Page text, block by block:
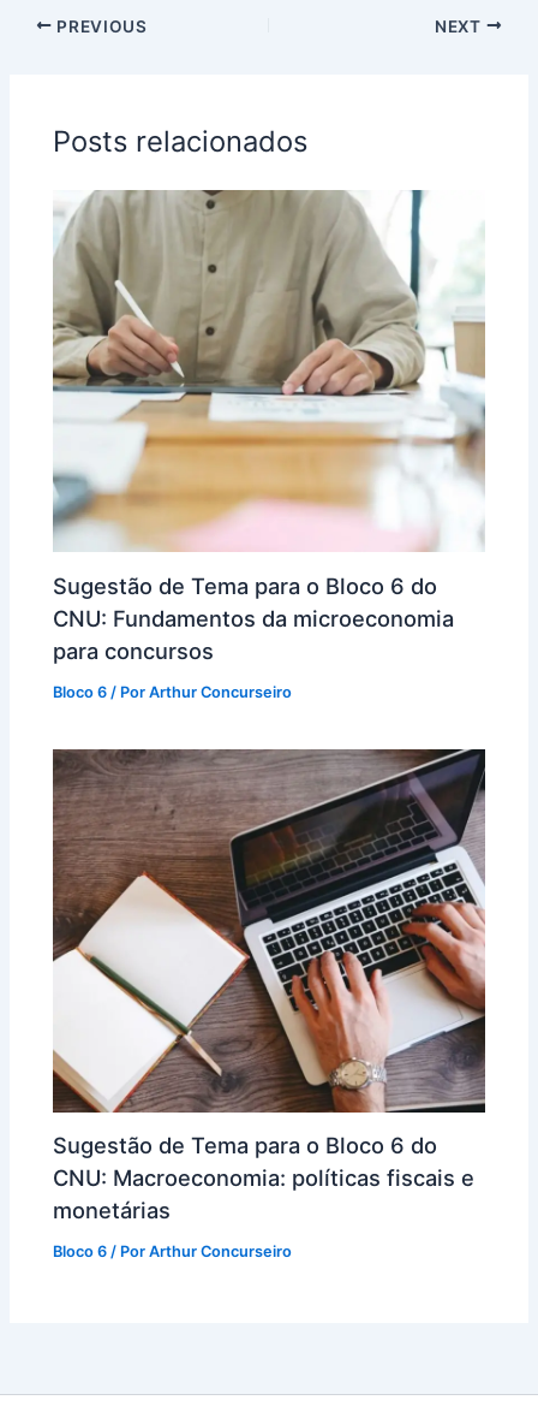
PREVIOUS NEXT
Posts relacionados
Sugestão de Tema para o Bloco 6 do
CNU: Fundamentos da microeconomia
para concursos
Bloco 6 / PorArthur Concurseiro
Sugestão de Tema para o Bloco 6 do
CNU: Macroeconomia: políticas fiscais e
monetárias
Bloco 6 / PorArthur Concurseiro